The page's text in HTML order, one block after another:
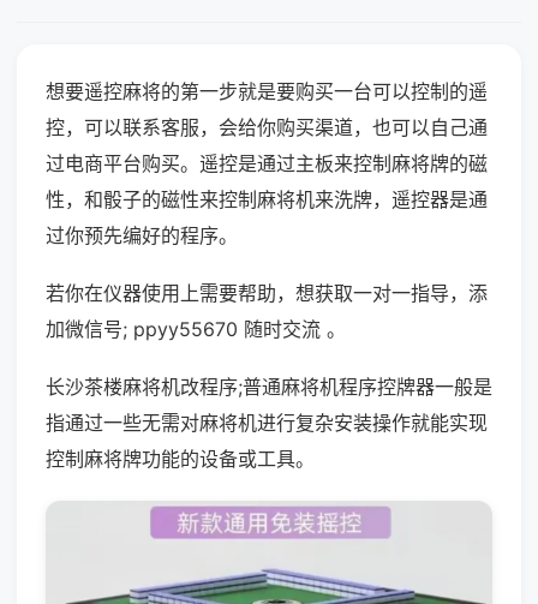
想要遥控麻将的第一步就是要购买一台可以控制的遥
控，可以联系客服，会给你购买渠道，也可以自己通
过电商平台购买。遥控是通过主板来控制麻将牌的磁
性，和骰子的磁性来控制麻将机来洗牌，遥控器是通
过你预先编好的程序。
若你在仪器使用上需要帮助，想获取一对一指导，添
加微信号; ppyy55670 随时交流 。
长沙茶楼麻将机改程序;普通麻将机程序控牌器一般是
指通过一些无需对麻将机进行复杂安装操作就能实现
控制麻将牌功能的设备或工具。